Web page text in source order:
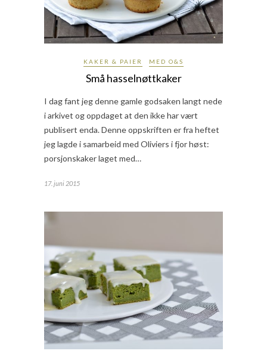
KAKER & PAIER MED O&S
Små hasselnøttkaker
I dag fant jeg denne gamle godsaken langt nede
i arkivet og oppdaget at den ikke har vært
publisert enda. Denne oppskriften er fra heftet
jeg lagde i samarbeid med Oliviers i fjor høst:
porsjonskaker laget med…
17. juni 2015